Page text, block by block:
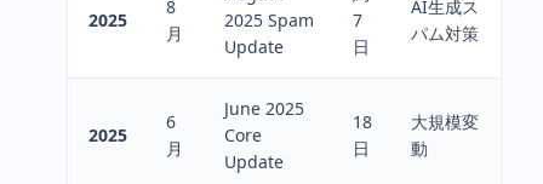
2025
8
月
2025 Spam
Update
7
日
AI生成ス
パム対策
2025
6
月
June 2025
Core
Update
18
日
大規模変
動